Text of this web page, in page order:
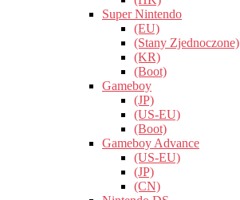
Super Nintendo
(EU)
(Stany Zjednoczone)
(KR)
(Boot)
Gameboy
(JP)
(US-EU)
(Boot)
Gameboy Advance
(US-EU)
(JP)
(CN)